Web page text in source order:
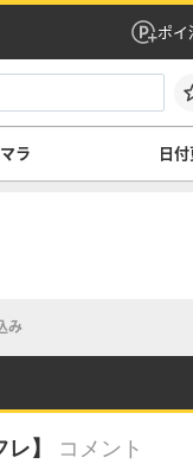
ポイ
ラ 日
み
】 コメント